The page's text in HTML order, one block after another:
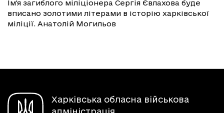
Ім'я загиблого міліціонера Сергія Євлахова буде
вписано золотими літерами в історію харківської
міліції. Анатолій Могильов
Харківська обласна військова